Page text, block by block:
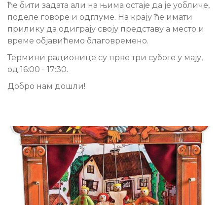
ће бити задата али на њима остаје да је уобличе,
поделе говоре и одглуме. На крају ће имати
прилику да одиграју своју представу а место и
време објавићемо благовремено.
Термини радионице су прве три суботе у мају,
од 16:00 - 17:30.
Добро нам дошли!